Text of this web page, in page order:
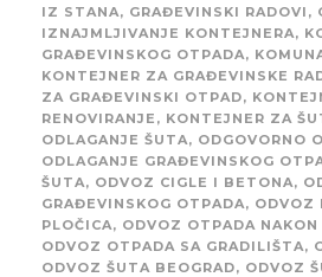
IZ STANA, GRAĐEVINSKI RADOVI ,
IZNAJMLJIVANJE KONTEJNERA,
GRAĐEVINSKOG OTPADA,
KONTEJNER ZA GRAĐEVINSKE
ZA GRAĐEVINSKI OTPAD,
RENOVIRANJE , KONTEJNER ZA
ODLAGANJE ŠUTA, ODGOVORNO
ODLAGANJE GRAĐEVINSKOG
ŠUTA, ODVOZ CIGLE I BETONA,
GRAĐEVINSKOG OTPADA, ODVOZ
PLOČICA, ODVOZ OTPADA NAKON
ODVOZ OTPADA SA GRADILIŠTA,
ODVOZ ŠUTA BEOGRAD, ODVOZ